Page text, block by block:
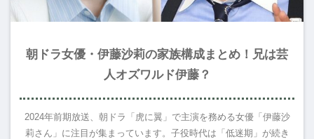
朝ドラ女優・伊藤沙莉の家族構成まとめ！兄は芸
人オズワルド伊藤？
2024年前期放送、朝ドラ「虎に翼」で主演を務める女優「伊藤沙
莉さん」に注目が集まっています。子役時代は「低迷期」が続き